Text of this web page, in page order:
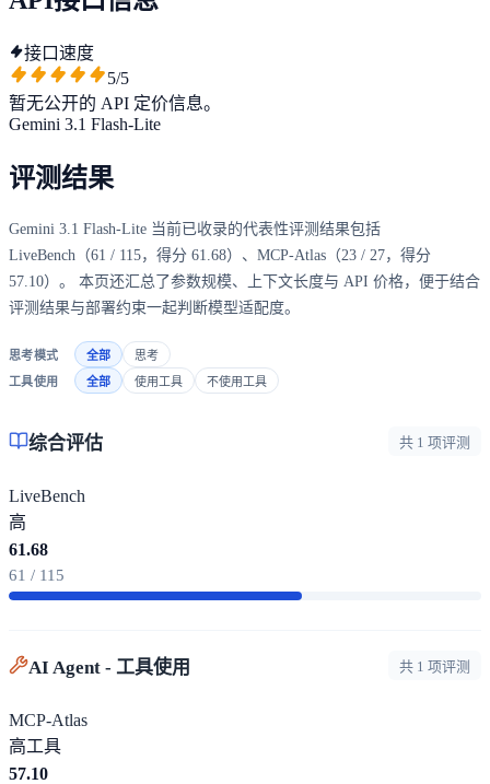
接口速度
5/5
暂无公开的 API 定价信息。
Gemini 3.1 Flash-Lite
评测结果
Gemini 3.1 Flash-Lite 当前已收录的代表性评测结果包括
LiveBench（61 / 115，得分 61.68）、MCP-Atlas（23 / 27，得分
57.10）。 本页还汇总了参数规模、上下文长度与 API 价格，便于结合
评测结果与部署约束一起判断模型适配度。
思考模式 全部
思考
工具使用
全部 使用工具 不使用工具
综合评估 共 1 项评测
LiveBench
高
61.68
61 / 115
AI Agent - 工具使用 共 1 项评测
MCP-Atlas
高工具
57.10